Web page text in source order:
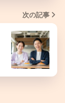
次の記事